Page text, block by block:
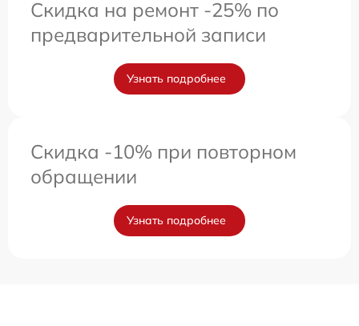
Скидка на ремонт -25% по
предварительной записи
Узнать подробнее
Скидка -10% при повторном
обращении
Узнать подробнее